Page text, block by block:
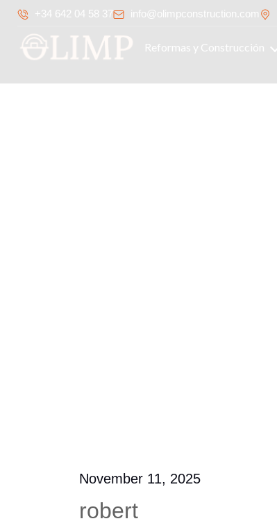
+34 642 04 58 37 info@olimpconstruction.com
Reformas y Construcción
November 11, 2025
robert